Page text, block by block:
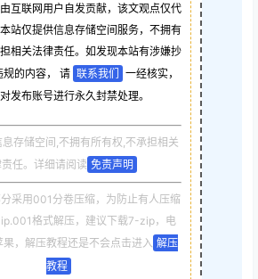
互联网用户自发贡献，该文观点仅代
站仅提供信息存储空间服务，不拥有
相关法律责任。如发现本站有涉嫌抄
的内容， 请 联系我们 一经核实，
发布账号进行永久封禁处理。
存储空间,不拥有所有权,不承担相关
责任。详细请阅读 免责声明
采用001分卷压缩，为防止有人压缩
格式解压，建议下载7-zip，电
，解压教程还是不会点击进入 解压
教程